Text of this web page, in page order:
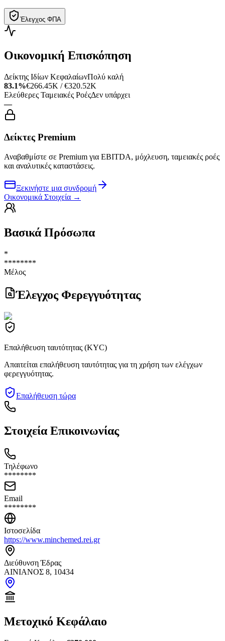
Έλεγχος ΦΠΑ
Οικονομική Επισκόπηση
Δείκτης Ιδίων ΚεφαλαίωνΠολύ καλή
83.1%€266.45K / €320.52K
Ελεύθερες Ταμειακές ΡοέςΔεν υπάρχει
—
Δείκτες Premium
Αναβαθμίστε σε Premium για EBITDA, μόχλευση, ταμειακές ροές
και αναλυτικές καταστάσεις.
Ξεκινήστε μια συνδρομή
Οικονομικά Στοιχεία →
Βασικά Πρόσωπα
*
********
Μέλος
Έλεγχος Φερεγγυότητας
Επαλήθευση ταυτότητας (KYC)
Απαιτείται επαλήθευση ταυτότητας για τη χρήση των ελέγχων
φερεγγυότητας.
Επαλήθευση τώρα
Στοιχεία Επικοινωνίας
Τηλέφωνο
********
Email
********
Ιστοσελίδα
https://www.minchemed.rei.gr
Διεύθυνση Έδρας
ΑΙΝΙΑΝΟΣ 8, 10434
Μετοχικό Κεφάλαιο